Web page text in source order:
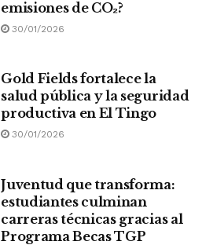
emisiones de CO₂?
30/01/2026
Gold Fields fortalece la
salud pública y la seguridad
productiva en El Tingo
30/01/2026
Juventud que transforma:
estudiantes culminan
carreras técnicas gracias al
Programa Becas TGP